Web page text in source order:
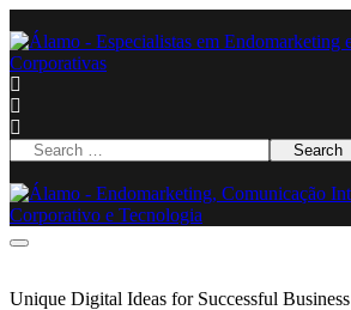
Unique Digital Ideas for Successful Business